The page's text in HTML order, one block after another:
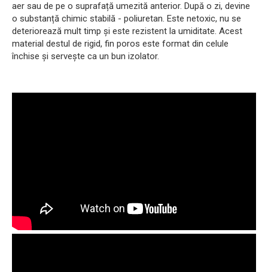
aer sau de pe o suprafață umezită anterior. După o zi, devine
o substanță chimic stabilă - poliuretan. Este netoxic, nu se
deteriorează mult timp și este rezistent la umiditate. Acest
material destul de rigid, fin poros este format din celule
închise și servește ca un bun izolator.